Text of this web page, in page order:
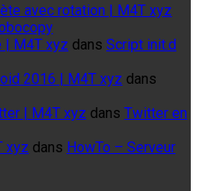
avec rotation | M4T xyz
| M4T xyz dans Script init.d
2016 | M4T xyz dans
| M4T xyz dans Twitter en
xyz dans HowTo – Serveur